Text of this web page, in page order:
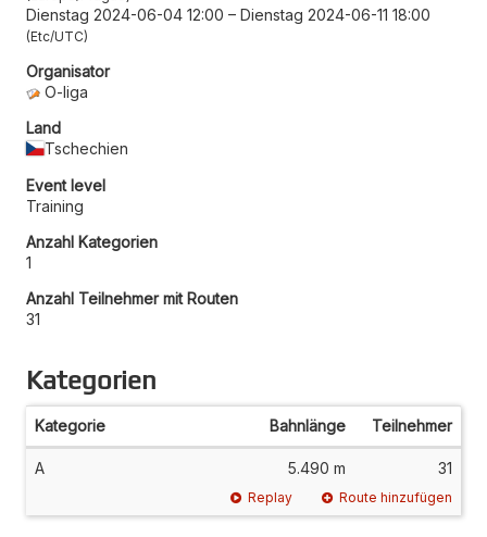
Dienstag 2024-06-04 12:00 – Dienstag 2024-06-11 18:00
Etc/UTC
Organisator
O-liga
Land
Tschechien
Event level
Training
Anzahl Kategorien
1
Anzahl Teilnehmer mit Routen
31
Kategorien
Kategorie Bahnlänge Teilnehmer
A 5.490 m 31
Replay Route hinzufügen